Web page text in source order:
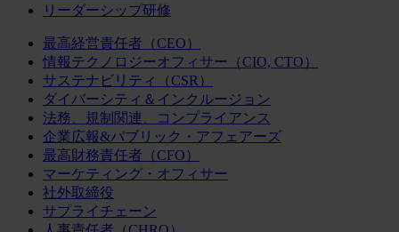
リーダーシップ研修
最高経営責任者（CEO）
情報テクノロジーオフィサー（CIO, CTO）
サステナビリティ（CSR）
ダイバーシティ＆インクルージョン
法務、規制関連、コンプライアンス
企業広報&パブリック・アフェアーズ
最高財務責任者（CFO）
マーケティング・オフィサー
社外取締役
サプライチェーン